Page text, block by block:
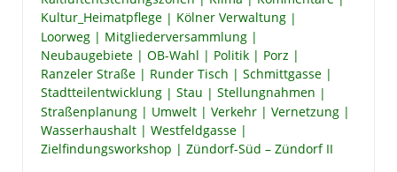
Kultur_Heimatpflege
Kölner Verwaltung
Loorweg
Mitgliederversammlung
Neubaugebiete
OB-Wahl Politik
Porz
Ranzeler Straße
Runder Tisch
Schmittgasse
Stadtteilentwicklung
Stau
Stellungnahmen
Straßenplanung
Umwelt Verkehr
Vernetzung
Wasserhaushalt
Westfeldgasse
Zielfindungsworkshop
Zündorf-Süd – Zündorf II